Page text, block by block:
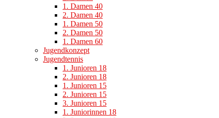
1. Damen 40
2. Damen 40
1. Damen 50
2. Damen 50
1. Damen 60
Jugendkonzept
Jugendtennis
1. Junioren 18
2. Junioren 18
1. Junioren 15
2. Junioren 15
3. Junioren 15
1. Juniorinnen 18